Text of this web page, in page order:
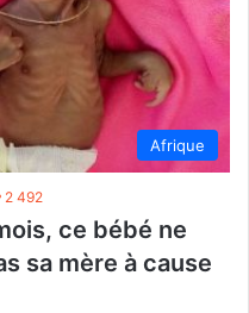
Afrique
2 492
ce bébé ne
sa mère à cause